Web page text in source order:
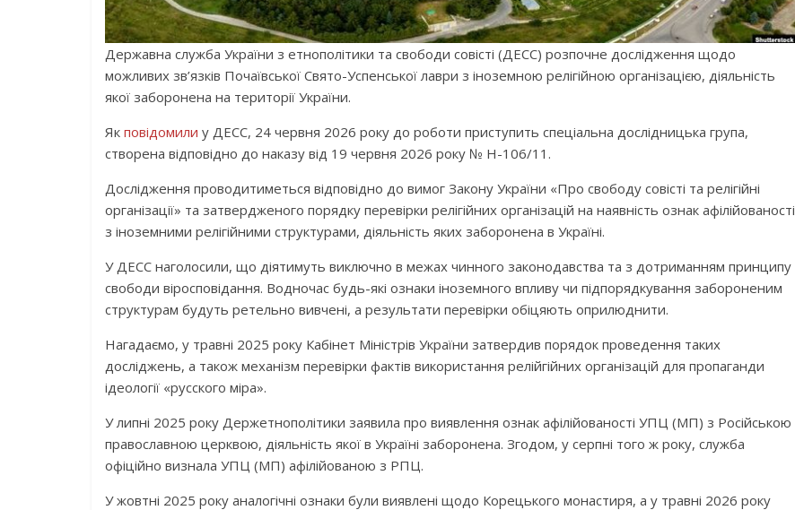
Державна служба України з етнополітики та свободи совісті (ДЕСС) розпочне дослідження щодо
можливих зв’язків Почаївської Свято-Успенської лаври з іноземною релігійною організацією, діяльність
якої заборонена на території України.
Як повідомили у ДЕСС, 24 червня 2026 року до роботи приступить спеціальна дослідницька група,
створена відповідно до наказу від 19 червня 2026 року № Н-106/11.
Дослідження проводитиметься відповідно до вимог Закону України «Про свободу совісті та релігійні
організації» та затвердженого порядку перевірки релігійних організацій на наявність ознак афілійованості
з іноземними релігійними структурами, діяльність яких заборонена в Україні.
У ДЕСС наголосили, що діятимуть виключно в межах чинного законодавства та з дотриманням принципу
свободи віросповідання. Водночас будь-які ознаки іноземного впливу чи підпорядкування забороненим
структурам будуть ретельно вивчені, а результати перевірки обіцяють оприлюднити.
Нагадаємо, у травні 2025 року Кабінет Міністрів України затвердив порядок проведення таких
досліджень, а також механізм перевірки фактів використання релійгійних організацій для пропаганди
ідеології «русского міра».
У липні 2025 року Держетнополітики заявила про виявлення ознак афілійованості УПЦ (МП) з Російською
православною церквою, діяльність якої в Україні заборонена. Згодом, у серпні того ж року, служба
офіційно визнала УПЦ (МП) афілійованою з РПЦ.
У жовтні 2025 року аналогічні ознаки були виявлені щодо Корецького монастиря, а у травні 2026 року